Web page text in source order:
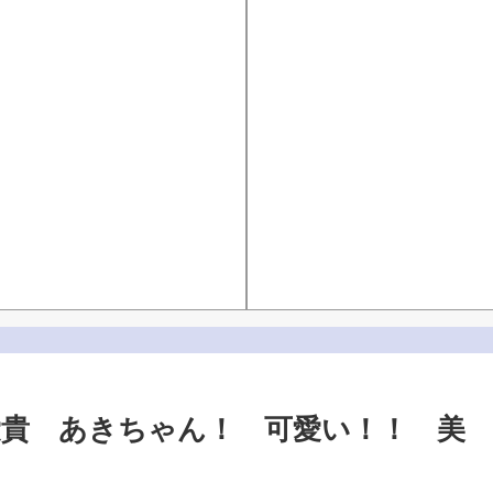
貴 あきちゃん！ 可愛い！！ 美